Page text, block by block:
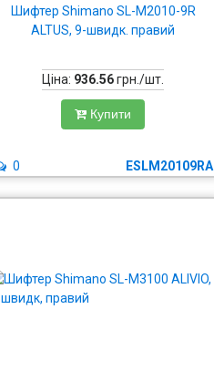
Шифтер Shimano SL-M2010-9R
ALTUS, 9-швидк. правий
Ціна: 936.56грн./шт.
Купити
ESLM20109RA
0